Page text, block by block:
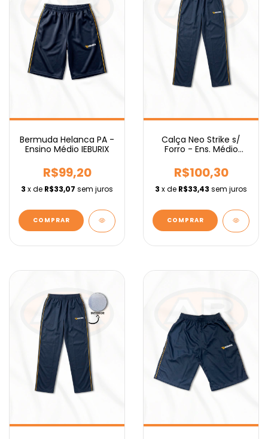
Bermuda Helanca PA -
Ensino Médio IEBURIX
R$99,20
3 x de R$33,07 sem juros
COMPRAR
Calça Neo Strike s/
Forro - Ens. Médio
R$100,30
3 x de R$33,43 sem juros
COMPRAR